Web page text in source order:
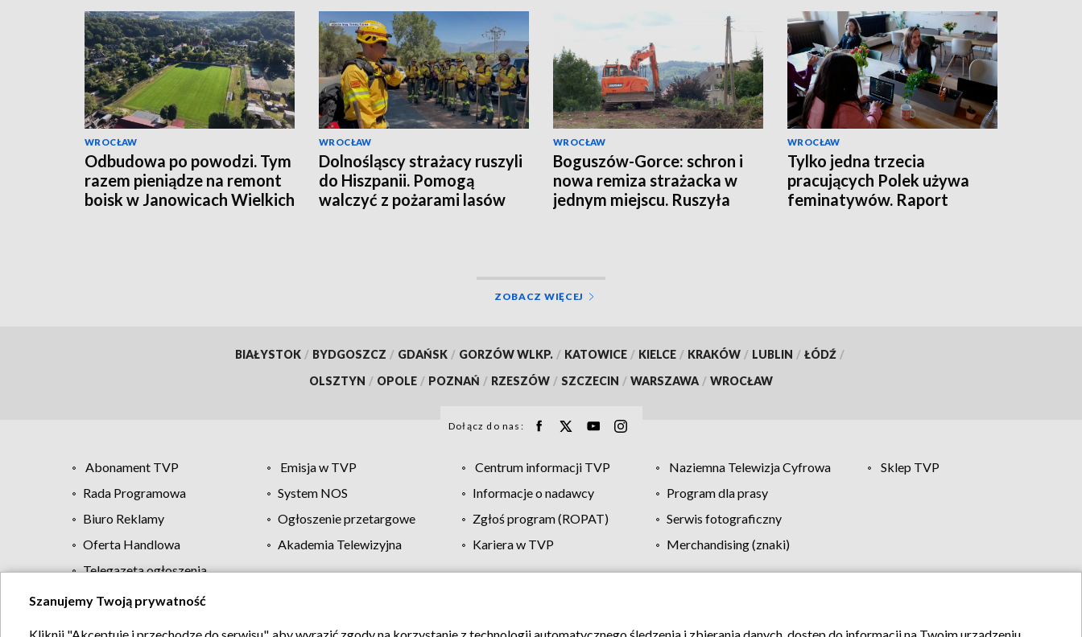
WROCŁAW
Odbudowa po powodzi. Tym
razem pieniądze na remont
boisk w Janowicach Wielkich
WROCŁAW
Dolnośląscy strażacy ruszyli
do Hiszpanii. Pomogą
walczyć z pożarami lasów
WROCŁAW
Boguszów-Gorce: schron i
nowa remiza strażacka w
jednym miejscu. Ruszyła
WROCŁAW
Tylko jedna trzecia
pracujących Polek używa
feminatywów. Raport
ZOBACZ WIĘCEJ
BIAŁYSTOK / BYDGOSZCZ / GDAŃSK / GORZÓW WLKP. / KATOWICE / KIELCE / KRAKÓW / LUBLIN / ŁÓDŹ /
OLSZTYN / OPOLE / POZNAŃ / RZESZÓW / SZCZECIN / WARSZAWA / WROCŁAW
Dołącz do nas:
Abonament TVP Emisja w TVP Centrum informacji TVP Naziemna Telewizja Cyfrowa
Sklep TVP
Rada Programowa
System NOS Informacje o nadawcy
Program dla prasy
Biuro Reklamy
Ogłoszenie przetargowe Zgłoś program (ROPAT)
Serwis fotograficzny
Oferta Handlowa
Akademia Telewizyjna Kariera w TVP
Merchandising (znaki)
Telegazeta ogłoszenia
Regulamin TVP Polityka prywatności Moje zgody Pomoc Biuro reklamy Kontakt
Szanujemy Twoją prywatność